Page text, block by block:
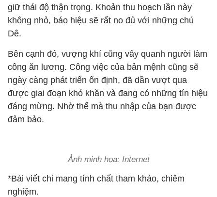
giữ thái độ thận trọng. Khoản thu hoạch lần này
không nhỏ, báo hiệu sẽ rất no đủ với những chú
Dê.
Bên cạnh đó, vượng khí cũng vây quanh người làm
công ăn lương. Công việc của bản mệnh cũng sẽ
ngày càng phát triển ổn định, đã dần vượt qua
được giai đoạn khó khăn và đang có những tín hiệu
đáng mừng. Nhờ thế mà thu nhập của bạn được
đảm bảo.
Ảnh minh họa: Internet
*Bài viết chỉ mang tính chất tham khảo, chiêm
nghiệm.